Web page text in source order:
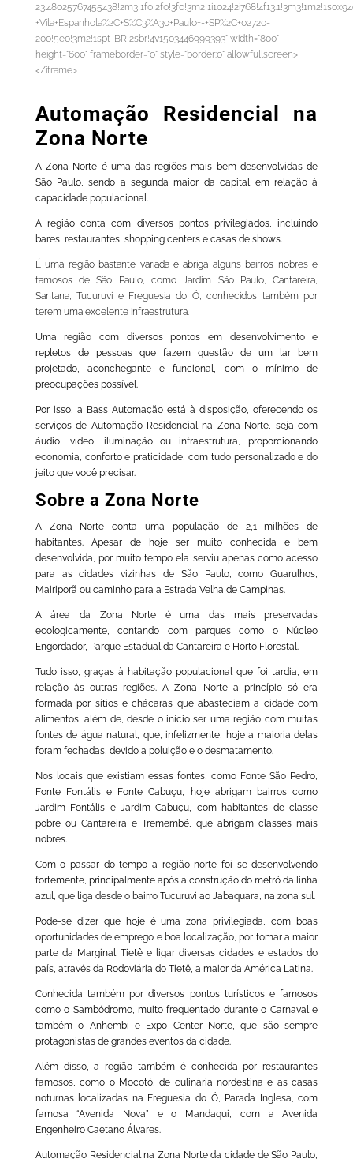
+Vila+Espanhola%2C+S%C3%A3o+Paulo+-+SP%2C+02720-
200!5e0!3m2!1spt-BR!2sbr!4v1503446999393" width="800"
height="600" frameborder="0" style="border:0" allowfullscreen>
</iframe>
Automação Residencial na
Zona Norte
A Zona Norte é uma das regiões mais bem desenvolvidas de
São Paulo, sendo a segunda maior da capital em relação à
capacidade populacional.
A região conta com diversos pontos privilegiados, incluindo
bares, restaurantes, shopping centers e casas de shows.
É uma região bastante variada e abriga alguns bairros nobres e
famosos de São Paulo, como Jardim São Paulo, Cantareira,
Santana, Tucuruvi e Freguesia do Ó, conhecidos também por
terem uma excelente infraestrutura.
Uma região com diversos pontos em desenvolvimento e
repletos de pessoas que fazem questão de um lar bem
projetado, aconchegante e funcional, com o mínimo de
preocupações possível.
Por isso, a Bass Automação está à disposição, oferecendo os
serviços de Automação Residencial na Zona Norte, seja com
áudio, vídeo, iluminação ou infraestrutura, proporcionando
economia, conforto e praticidade, com tudo personalizado e do
jeito que você precisar.
Sobre a Zona Norte
A Zona Norte conta uma população de 2,1 milhões de
habitantes. Apesar de hoje ser muito conhecida e bem
desenvolvida, por muito tempo ela serviu apenas como acesso
para as cidades vizinhas de São Paulo, como Guarulhos,
Mairiporã ou caminho para a Estrada Velha de Campinas.
A área da Zona Norte é uma das mais preservadas
ecologicamente, contando com parques como o Núcleo
Engordador, Parque Estadual da Cantareira e Horto Florestal.
Tudo isso, graças à habitação populacional que foi tardia, em
relação às outras regiões. A Zona Norte a princípio só era
formada por sítios e chácaras que abasteciam a cidade com
alimentos, além de, desde o início ser uma região com muitas
fontes de água natural, que, infelizmente, hoje a maioria delas
foram fechadas, devido a poluição e o desmatamento.
Nos locais que existiam essas fontes, como Fonte São Pedro,
Fonte Fontális e Fonte Cabuçu, hoje abrigam bairros como
Jardim Fontális e Jardim Cabuçu, com habitantes de classe
pobre ou Cantareira e Tremembé, que abrigam classes mais
nobres.
Com o passar do tempo a região norte foi se desenvolvendo
fortemente, principalmente após a construção do metrô da linha
azul, que liga desde o bairro Tucuruvi ao Jabaquara, na zona sul.
Pode-se dizer que hoje é uma zona privilegiada, com boas
oportunidades de emprego e boa localização, por tomar a maior
parte da Marginal Tietê e ligar diversas cidades e estados do
país, através da Rodoviária do Tietê, a maior da América Latina.
Conhecida também por diversos pontos turísticos e famosos
como o Sambódromo, muito frequentado durante o Carnaval e
também o Anhembi e Expo Center Norte, que são sempre
protagonistas de grandes eventos da cidade.
Além disso, a região também é conhecida por restaurantes
famosos, como o Mocotó, de culinária nordestina e as casas
noturnas localizadas na Freguesia do Ó, Parada Inglesa, com
famosa “Avenida Nova” e o Mandaqui, com a Avenida
Engenheiro Caetano Álvares.
Automação Residencial na Zona Norte da cidade de São Paulo,